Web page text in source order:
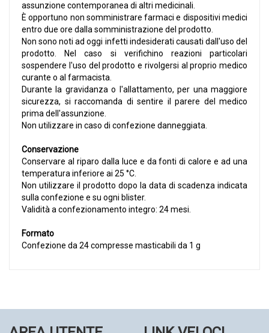
assunzione contemporanea di altri medicinali.
È opportuno non somministrare farmaci e dispositivi medici
entro due ore dalla somministrazione del prodotto.
Non sono noti ad oggi infetti indesiderati causati dall'uso del
prodotto. Nel caso si verifichino reazioni particolari
sospendere l'uso del prodotto e rivolgersi al proprio medico
curante o al farmacista.
Durante la gravidanza o l'allattamento, per una maggiore
sicurezza, si raccomanda di sentire il parere del medico
prima dell'assunzione.
Non utilizzare in caso di confezione danneggiata.
Conservazione
Conservare al riparo dalla luce e da fonti di calore e ad una
temperatura inferiore ai 25 °C.
Non utilizzare il prodotto dopo la data di scadenza indicata
sulla confezione e su ogni blister.
Validità a confezionamento integro: 24 mesi.
Formato
Confezione da 24 compresse masticabili da 1 g